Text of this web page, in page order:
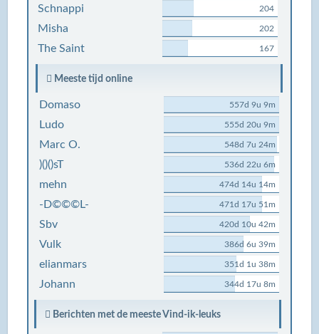
Schnappi 204
Misha 202
The Saint 167
Meeste tijd online
Domaso 557d 9u 9m
Ludo 555d 20u 9m
Marc O. 548d 7u 24m
)()()sT 536d 22u 6m
mehn 474d 14u 14m
-D©©©L- 471d 17u 51m
Sbv 420d 10u 42m
Vulk 386d 6u 39m
elianmars 351d 1u 38m
Johann 344d 17u 8m
Berichten met de meeste Vind-ik-leuks